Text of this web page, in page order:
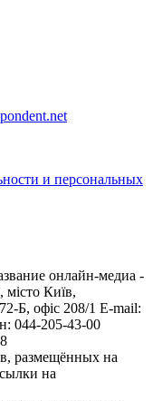
и персональных
онлайн-медиа -
Київ,
офіс 208/1 E-mail:
044-205-43-00
размещённых на
на